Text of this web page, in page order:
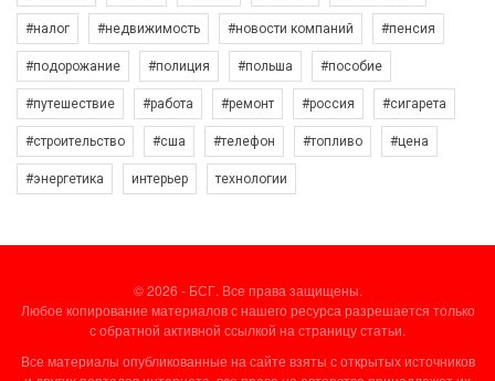
#налог #недвижимость #новости компаний #пенсия
#подорожание #полиция #польша #пособие
#путешествие #работа #ремонт #россия #сигарета
#строительство #сша #телефон #топливо #цена
#энергетика интерьер технологии
© 2026 - БСГ. Все права защищены.
Любое копирование материалов с нашего ресурса разрешается только
с обратной активной ссылкой на страницу статьи.
Все материалы опубликованные на сайте взяты с открытых источников